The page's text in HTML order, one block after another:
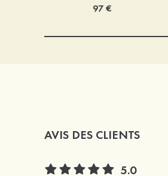
97 €
AVIS DES CLIENTS
5.0